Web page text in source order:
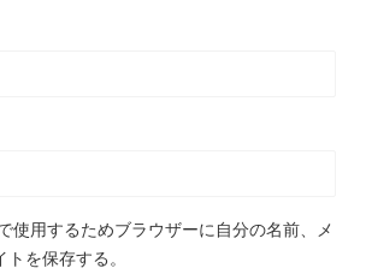
使用するためブラウザーに自分の名前、メ
を保存する。